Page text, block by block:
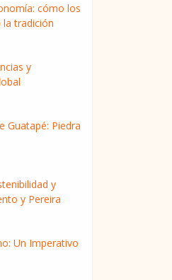
cómo los
tradición
y
Guatapé: Piedra
y
y Pereira
Un Imperativo